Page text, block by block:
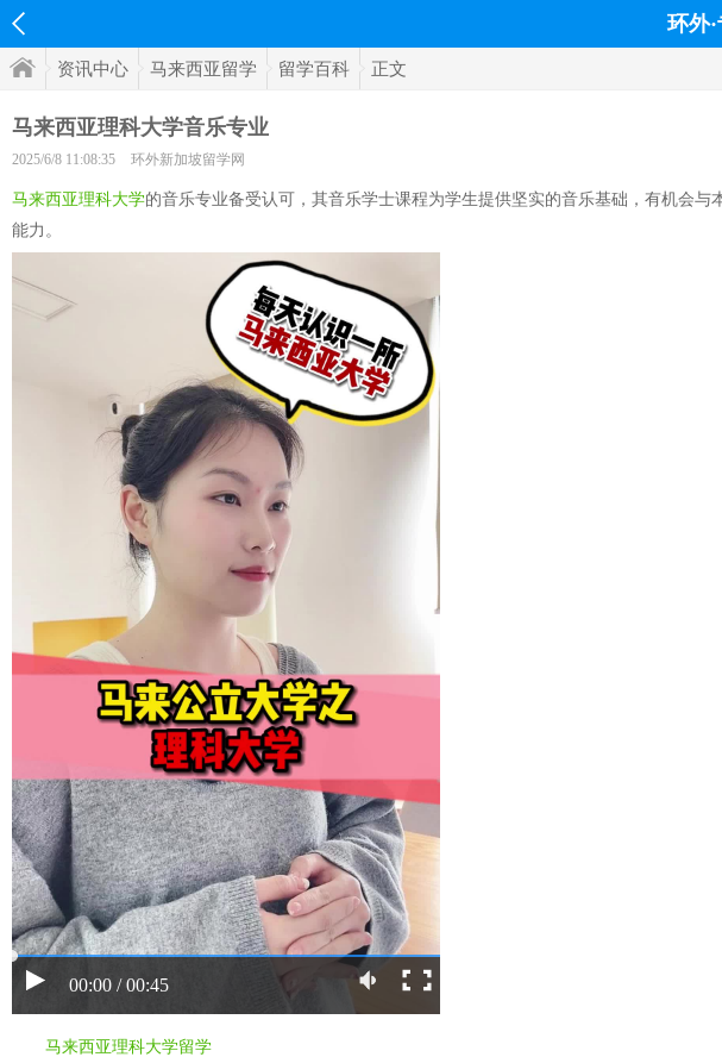
环外
资讯中心 马来西亚留学 留学百科 正文
马来西亚理科大学音乐专业
2025/6/8 11:08:35 环外新加坡留学网
马来西亚理科大学的音乐专业备受认可，其音乐学士课程为学生提供坚实的音乐基础，有机会
能力。
00:00 / 00:45
马来西亚理科大学留学